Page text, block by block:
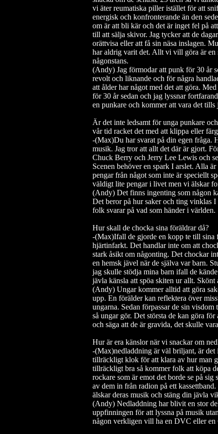
vi äter reumatiska piller istället för att
energisk och konfronterande än den
om är att bli kär och det är inget fel på
till att sälja skivor. Jag tycker att de
orättvisa eller att få sin näsa inslagen.
har aldrig varit det. Allt vi vill göra är en
någonstans.
(Andy) Jag förmodar att punk för 30 år
revolt och liknande och för några
att ålder har något med det att göra.
för 30 år sedan och jag lyssnar
en punkare och kommer att vara det tills
Är det inte ledsamt för unga punkare
vår tid racket det med att klippa eller
-(Max)Du har svarat på din egen fråga.
musik. Jag tror att allt det där är gjort.
Chuck Berry och Jerry Lee Lewis och
Scenen behöver en spark I arslet. Alla
pengar från något som inte är speciellt
väldigt lite pengar i livet men vi älskar
(Andy) Det finns ingenting som någon
Det beror på hur saker och ting vinklas
folk svarar på vad som händer i
Hur skall de chocka sina föräldrar då?
-(Max)Ifall de gjorde en kopp te till sina
hjärtinfarkt. Det handlar inte om att
stark åsikt om någonting. Det chockar
en hemsk jävel när de själva var barn.
jag skulle stödja mina barn ifall de
jävla känsla att spöa skiten ur allt. Skönt
(Andy) Ungar kommer alltid att göra
upp. En förälder kan reflektera över
ungarna. Sedan förpassar de sin
så ungar gör. Det största de kan göra
och säga att de är gravida, det skulle
Hur är era känslor när vi snackar om
-(Max)nedladdning är väl briljant, är det
tillräckligt klok för att klara av hur man
tillräckligt bra så kommer folk att köpa
rockare som är emot det borde se på
av dem in från radion på ett
älskar deras musik och stäng din jävla
(Andy) Nedladdning har blivit en stor
uppfinningen för att lyssna på musik
någon verkligen vill ha en DVC eller